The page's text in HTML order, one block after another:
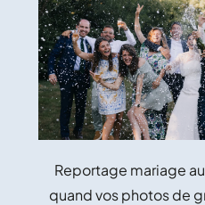
Reportage mariage
quand vos photos de